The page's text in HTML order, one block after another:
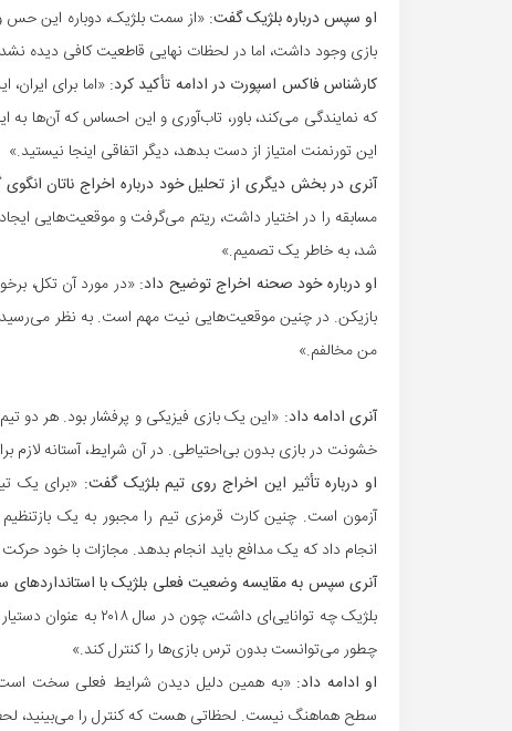
او سپس درباره بلژیک گفت: «از سمت بلژیک، دوباره این
بازی وجود داشت، اما در لحظات نهایی قاطعیت کافی دیده
کارشناس فاکس اسپورت در ادامه تأکید کرد:«اما برای
که نمایندگی می‌کند، باور، تاب‌آوری و این احساس که آن‌ها
این تورنمنت امتیاز از دست بدهد، دیگر اتفاقی اینجا نیستید.»
آنری در بخش دیگری از تحلیل خود درباره اخراج ناتان
شد، به خاطر یک تصمیم.»
او درباره خود صحنه اخراج توضیح داد: «در مورد آن تکل،
بازیکن. در چنین موقعیت‌هایی نیت مهم است. به نظر می‌رسید
من مخالفم.»
آنری ادامه داد: «این یک بازی فیزیکی و پرفشار بود. هر دو
خشونت در بازی بدون بی‌احتیاطی. در آن شرایط، آستانه لازم
او درباره تأثیر این اخراج روی تیم بلژیک گفت: «برای یک
آزمون است. چنین کارت قرمزی تیم را مجبور به یک
انجام داد که یک مدافع باید انجام بدهد. مجازات با خود
آنری سپس به مقایسه وضعیت فعلی بلژیک با استانداردهای سال ۲۰۱۸ پرداخت و
بلژیک چه توانایی‌ای
چطور می‌توانست بدون ترس بازی‌ها را کنترل کند.»
او ادامه داد:«به همین دلیل دیدن شرایط فعلی سخت است،
سطح هماهنگ نیست. لحظاتی هست که کنترل را می‌بینید،